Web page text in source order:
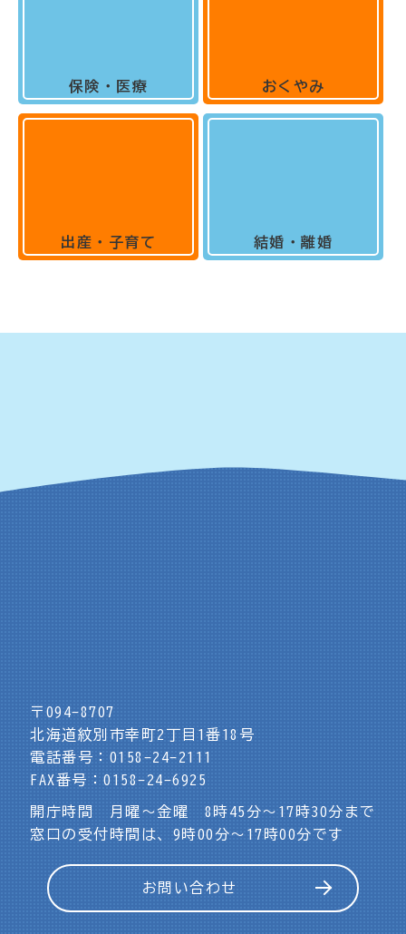
保険・医療
出産・子育て
おくやみ
結婚・離婚
〒094-8707
北海道紋別市幸町2丁目1番18号
電話番号：0158-24-2111
FAX番号：0158-24-6925
開庁時間 月曜～金曜 8時45分～17時30分まで
窓口の受付時間は、9時00分～17時00分です
お問い合わせ